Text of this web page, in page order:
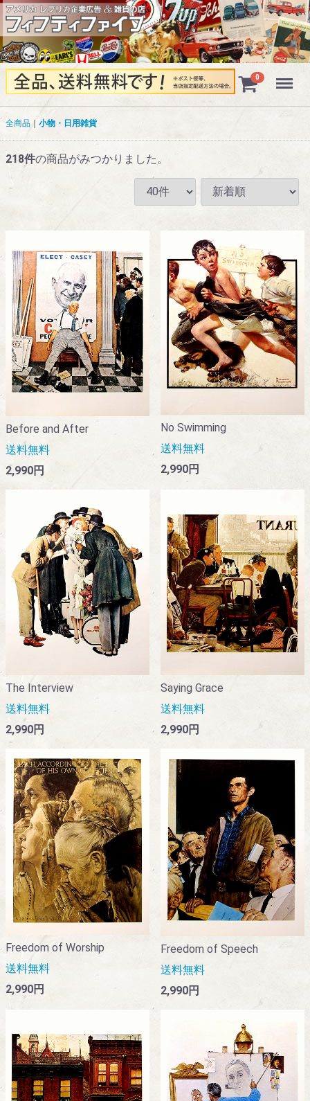
0 Menu
全商品 小物・日用雑貨
218件の商品がみつかりました。
Before and After
送料無料
2,990円
No Swimming
送料無料
2,990円
The Interview
送料無料
2,990円
Saying Grace
送料無料
2,990円
Freedom of Worship
送料無料
2,990円
Freedom of Speech
送料無料
2,990円